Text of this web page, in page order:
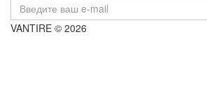
VANTIRE © 2026